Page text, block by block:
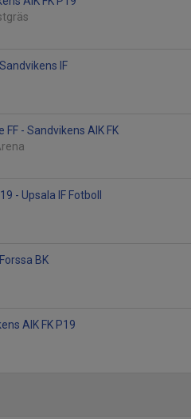
IF
FF - Sandvikens AIK FK
- Upsala IF Fotboll
BK
AIK FK P19